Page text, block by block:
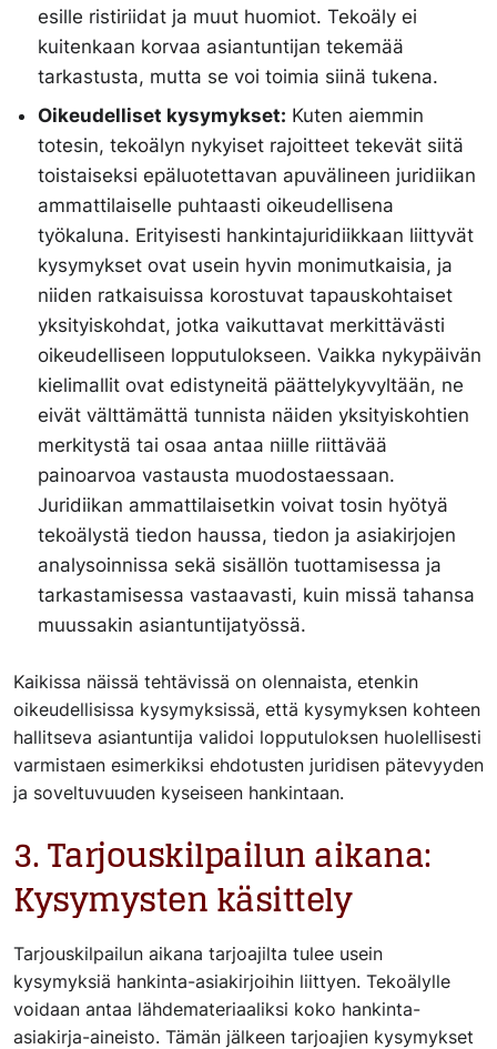
esille ristiriidat ja muut huomiot. Tekoäly ei
kuitenkaan korvaa asiantuntijan tekemää
tarkastusta, mutta se voi toimia siinä tukena.
Oikeudelliset kysymykset: Kuten aiemmin
totesin, tekoälyn nykyiset rajoitteet tekevät siitä
toistaiseksi epäluotettavan apuvälineen juridiikan
ammattilaiselle puhtaasti oikeudellisena
työkaluna. Erityisesti hankintajuridiikkaan liittyvät
kysymykset ovat usein hyvin monimutkaisia, ja
niiden ratkaisuissa korostuvat tapauskohtaiset
yksityiskohdat, jotka vaikuttavat merkittävästi
oikeudelliseen lopputulokseen. Vaikka nykypäivän
kielimallit ovat edistyneitä päättelykyvyltään, ne
eivät välttämättä tunnista näiden yksityiskohtien
merkitystä tai osaa antaa niille riittävää
painoarvoa vastausta muodostaessaan.
Juridiikan ammattilaisetkin voivat tosin hyötyä
tekoälystä tiedon haussa, tiedon ja asiakirjojen
analysoinnissa sekä sisällön tuottamisessa ja
tarkastamisessa vastaavasti, kuin missä tahansa
muussakin asiantuntijatyössä.
Kaikissa näissä tehtävissä on olennaista, etenkin
oikeudellisissa kysymyksissä, että kysymyksen kohteen
hallitseva asiantuntija validoi lopputuloksen huolellisesti
varmistaen esimerkiksi ehdotusten juridisen pätevyyden
ja soveltuvuuden kyseiseen hankintaan.
3. Tarjouskilpailun aikana:
Kysymysten käsittely
Tarjouskilpailun aikana tarjoajilta tulee usein
kysymyksiä hankinta-asiakirjoihin liittyen. Tekoälylle
voidaan antaa lähdemateriaaliksi koko hankinta-
asiakirja-aineisto. Tämän jälkeen tarjoajien kysymykset